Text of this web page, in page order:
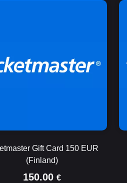
Gift Card 150 EUR
(Finland)
150.00 €